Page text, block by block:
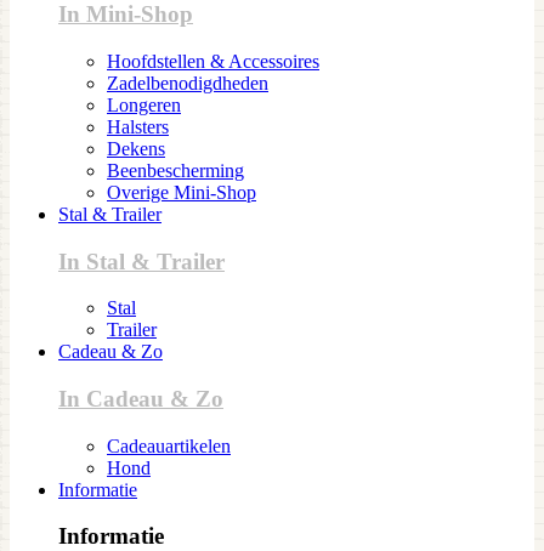
In Mini-Shop
Hoofdstellen & Accessoires
Zadelbenodigdheden
Longeren
Halsters
Dekens
Beenbescherming
Overige Mini-Shop
Stal & Trailer
In Stal & Trailer
Stal
Trailer
Cadeau & Zo
In Cadeau & Zo
Cadeauartikelen
Hond
Informatie
Informatie